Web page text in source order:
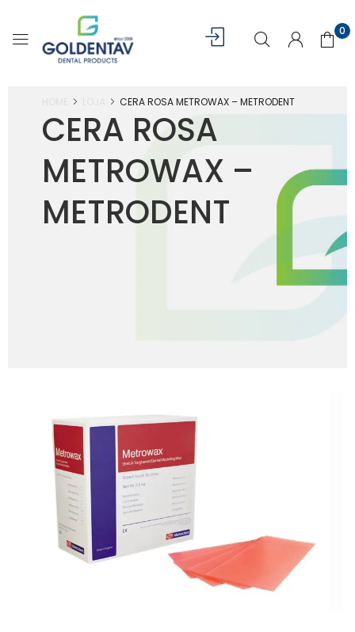
0
CERA ROSA
METROWAX –
METRODENT
CERA ROSA METROWAX – METRODENT